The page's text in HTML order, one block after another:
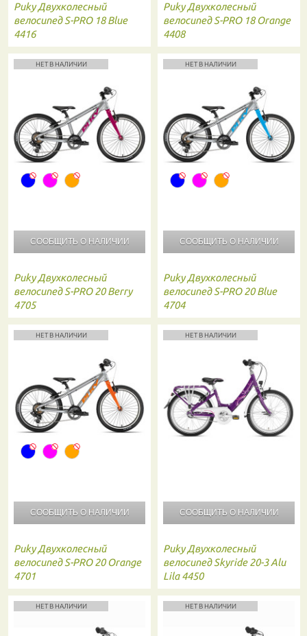
Puky Двухколесный
велосипед S-PRO 18 Blue
4416
Puky Двухколесный
велосипед S-PRO 18 Orange
4408
НЕТ В НАЛИЧИИ
СООБЩИТЬ О НАЛИЧИИ
Puky Двухколесный
велосипед S-PRO 20 Berry
4705
НЕТ В НАЛИЧИИ
СООБЩИТЬ О НАЛИЧИИ
Puky Двухколесный
велосипед S-PRO 20 Blue
4704
НЕТ В НАЛИЧИИ
СООБЩИТЬ О НАЛИЧИИ
Puky Двухколесный
велосипед S-PRO 20 Orange
4701
НЕТ В НАЛИЧИИ
СООБЩИТЬ О НАЛИЧИИ
Puky Двухколесный
велосипед Skyride 20-3 Alu
Lila 4450
НЕТ В НАЛИЧИИ НЕТ В НАЛИЧИИ